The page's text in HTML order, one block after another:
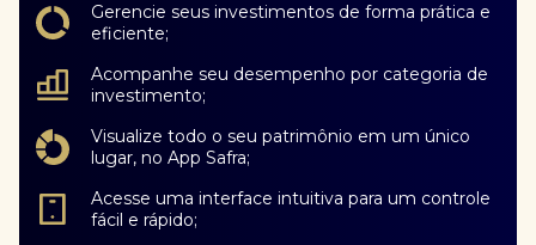
Gerencie seus investimentos de forma prática e
eficiente;
Acompanhe seu desempenho por categoria de
investimento;
Visualize todo o seu patrimônio em um único
lugar, no App Safra;
Acesse uma interface intuitiva para um controle
fácil e rápido;